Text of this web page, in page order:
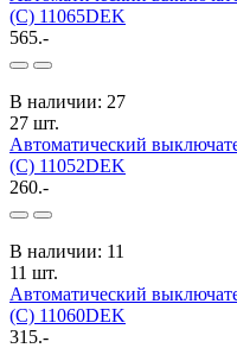
(C) 11065DEK
565.-
В наличии: 27
27 шт.
Автоматический
(C) 11052DEK
260.-
В наличии: 11
11 шт.
Автоматический
(C) 11060DEK
315.-